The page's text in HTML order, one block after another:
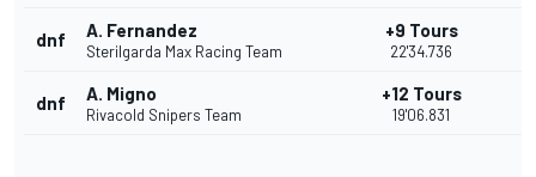
dnf A. Fernandez
Sterilgarda Max Racing Team
+9 Tours
22'34.736
dnf A. Migno
Rivacold Snipers Team
+12 Tours
19'06.831